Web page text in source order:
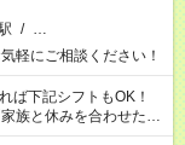
/ …
軽にご相談ください！
」 「できれば残業はし